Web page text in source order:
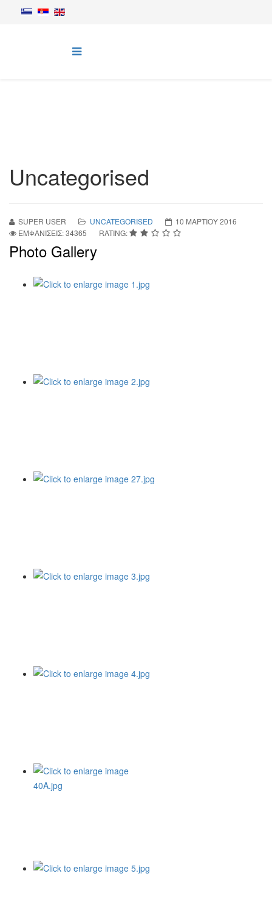
Uncategorised
SUPER USER UNCATEGORISED
10 ΜΑΡΤΊΟΥ 2016
ΕΜΦΑΝΊΣΕΙΣ: 34365
RATING:
Photo Gallery